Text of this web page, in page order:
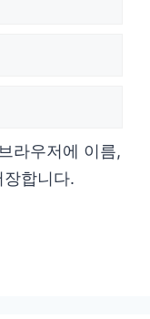
라우저에 이름,
합니다.